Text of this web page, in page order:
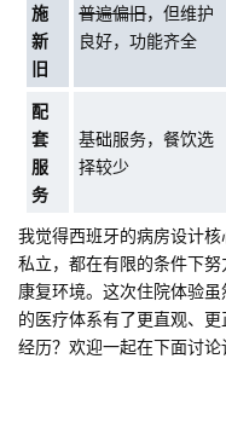
施
新
旧
普遍偏旧，但维护
良好，功能齐全
配
套
服
务
基础服务，餐饮选
择较少
我觉得西班牙的病房设计
私立，都在有限的条件下
康复环境。这次住院体验
的医疗体系有了更直观、
经历？欢迎一起在下面讨论